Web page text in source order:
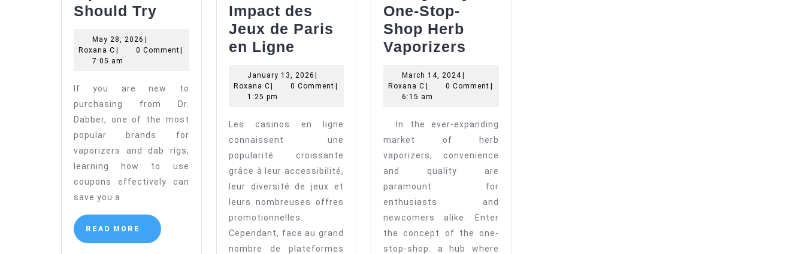
Should Try
Promo
Tips
You
Should
Try
May 28, 2026 May
28,
|
Roxana C Roxana
C
| 0 Comment|
7:05 am
If you are new to
purchasing from Dr.
Dabber, one of the most
popular brands for
vaporizers and dab rigs,
learning how to use
coupons effectively can
save you a
READ MORE
READ
MORE
Impact des
Jeux de Paris
en Ligne
Casinos
Favoriser
Impact
des
Jeux
de
Paris
en
January 13, 2026 January
13,
|
Roxana CRoxana
C
| 0 Comment |
1:25 pm
Les casinos en ligne
connaissent une
popularité croissante
grâce à leur accessibilité,
leur diversité de jeux et
leurs nombreuses offres
promotionnelles.
Cependant, face au grand
nombre de plateformes
One-Stop-
Shop Herb
Vaporizers
Convenience
Quality
of
One-
Stop-
Shop
Herb
Vaporizers
March 14, 2024March
14,
|
Roxana C Roxana
C
| 0 Comment |
6:15 am
In the ever-expanding
market of herb
vaporizers, convenience
and quality are
paramount for
enthusiasts and
newcomers alike. Enter
the concept of the one-
stop-shop: a hub where